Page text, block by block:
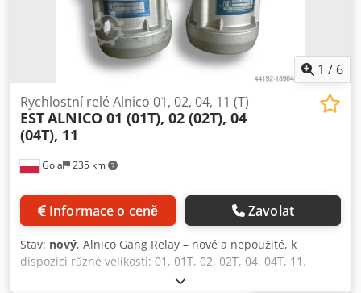
1 / 6
Gola 235 km
Rychlostní relé Alnico 01, 02, 04, 11 (T)
ESTALNICO 01 (01T), 02 (02T), 04
(04T), 11
Informace o ceně Zavolat
Stav: nový, Alnico Gang Relay – nové a nepoužité, k
dispozici různé velikosti: 01, 01T, 02, 02T, 04, 04T, 11.